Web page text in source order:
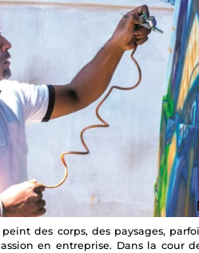
des corps, des paysages,
en entreprise. Dans la cour